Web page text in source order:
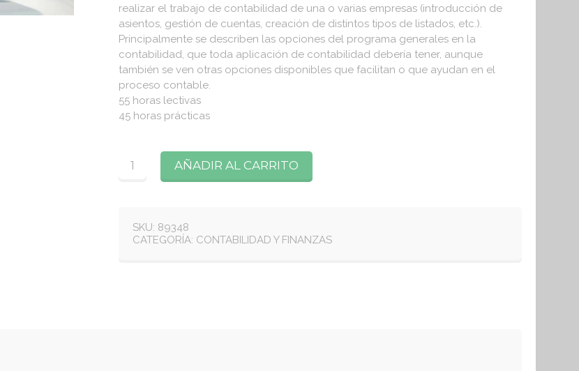
realizar el trabajo de contabilidad de una o varias empresas (introducción de
asientos, gestión de cuentas, creación de distintos tipos de listados, etc.).
Principalmente se describen las opciones del programa generales en la
contabilidad, que toda aplicación de contabilidad debería tener, aunque
también se ven otras opciones disponibles que facilitan o que ayudan en el
proceso contable.
55 horas lectivas
45 horas prácticas
Cantidad
AÑADIR AL CARRITO
SKU: 89348
CATEGORÍA: CONTABILIDAD Y FINANZAS